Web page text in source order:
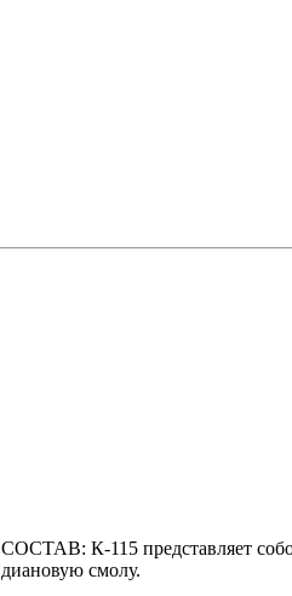
СОСТАВ: К-115 представляет
диановую смолу.